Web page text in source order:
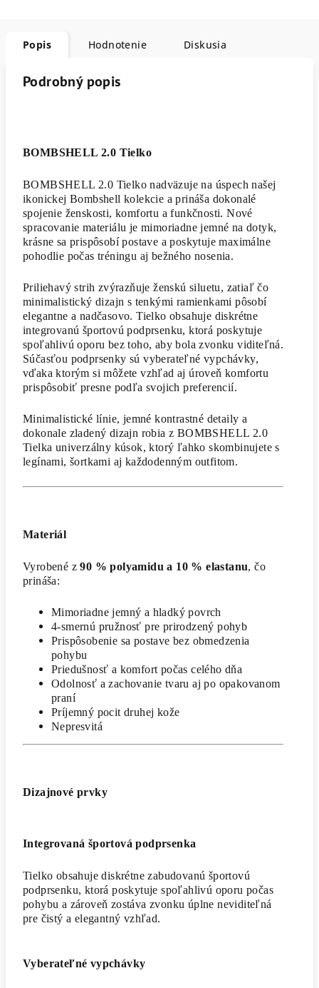
Popis Hodnotenie Diskusia
Podrobný popis
BOMBSHELL 2.0 Tielko
BOMBSHELL 2.0 Tielko nadväzuje na úspech našej
ikonickej Bombshell kolekcie a prináša dokonalé
spojenie ženskosti, komfortu a funkčnosti. Nové
spracovanie materiálu je mimoriadne jemné na dotyk,
krásne sa prispôsobí postave a poskytuje maximálne
pohodlie počas tréningu aj bežného nosenia.
Priliehavý strih zvýrazňuje ženskú siluetu, zatiaľ čo
minimalistický dizajn s tenkými ramienkami pôsobí
elegantne a nadčasovo. Tielko obsahuje diskrétne
integrovanú športovú podprsenku, ktorá poskytuje
spoľahlivú oporu bez toho, aby bola zvonku viditeľná.
Súčasťou podprsenky sú vyberateľné vypchávky,
vďaka ktorým si môžete vzhľad aj úroveň komfortu
prispôsobiť presne podľa svojich preferencií.
Minimalistické línie, jemné kontrastné detaily a
dokonale zladený dizajn robia z BOMBSHELL 2.0
Tielka univerzálny kúsok, ktorý ľahko skombinujete s
legínami, šortkami aj každodenným outfitom.
Materiál
Vyrobené z90 % polyamidu a 10 % elastanu, čo
prináša:
Mimoriadne jemný a hladký povrch
4-smernú pružnosť pre prirodzený pohyb
Prispôsobenie sa postave bez obmedzenia
pohybu
Priedušnosť a komfort počas celého dňa
Odolnosť a zachovanie tvaru aj po opakovanom
praní
Príjemný pocit druhej kože
Nepresvitá
Dizajnové prvky
Integrovaná športová podprsenka
Tielko obsahuje diskrétne zabudovanú športovú
podprsenku, ktorá poskytuje spoľahlivú oporu počas
pohybu a zároveň zostáva zvonku úplne neviditeľná
pre čistý a elegantný vzhľad.
Vyberateľné vypchávky